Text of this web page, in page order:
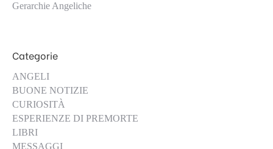
Gerarchie Angeliche
Categorie
ANGELI
BUONE NOTIZIE
CURIOSITÀ
ESPERIENZE DI PREMORTE
LIBRI
MESSAGGI